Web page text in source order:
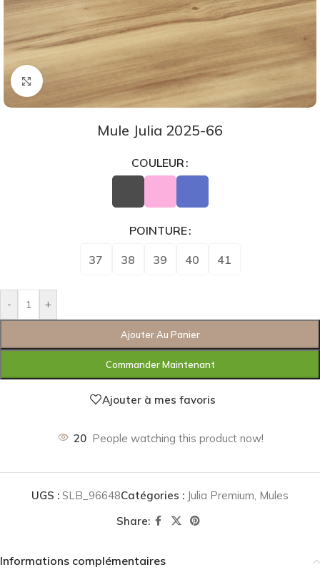
Agrandir
Mule Julia 2025-66
COULEUR
POINTURE
37 38 39 40 41
- +
Ajouter Au Panier
Commander Maintenant
Ajouter à mes favoris
20 People watching this product now!
UGS : SLB_96648Catégories : Julia Premium, Mules
Share:
Informations complémentaires